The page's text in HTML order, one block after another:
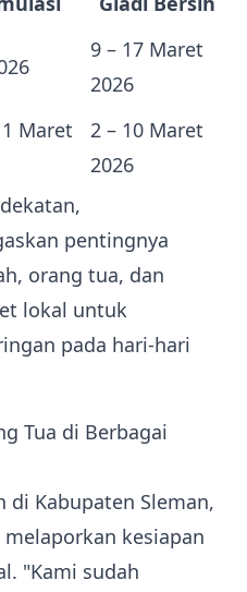
9 – 17 Maret
2026
Maret
2 – 10 Maret
2026
pentingnya
orang tua, dan
lokal untuk
pada hari‑hari
Tua di Berbagai
di Kabupaten Sleman,
kesiapan
"Kami sudah